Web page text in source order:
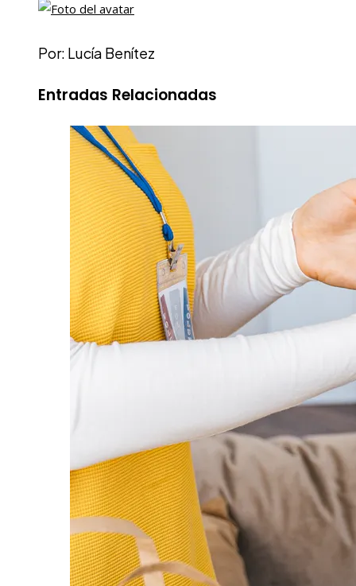
Por: Lucía Benítez
Entradas Relacionadas